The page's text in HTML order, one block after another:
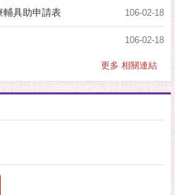
106-02-18
輔具助申請表
106-02-18
更多 相關連結